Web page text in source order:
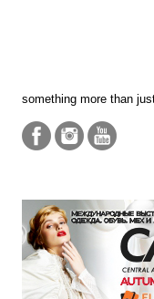
something more than